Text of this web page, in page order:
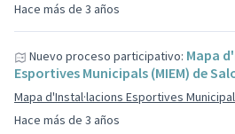
Hace más de 3 años
Hace más de 3 años
Nuevo proceso participativo: Mapa
Esportives Municipals (MIEM) de
Mapa d'Instal·lacions Esportives